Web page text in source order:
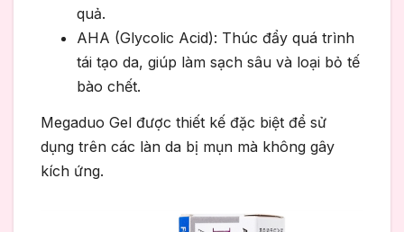
quả.
AHA (Glycolic Acid): Thúc đẩy quá trình
tái tạo da, giúp làm sạch sâu và loại bỏ tế
bào chết.
Megaduo Gel được thiết kế đặc biệt để sử
dụng trên các làn da bị mụn mà không gây
kích ứng.